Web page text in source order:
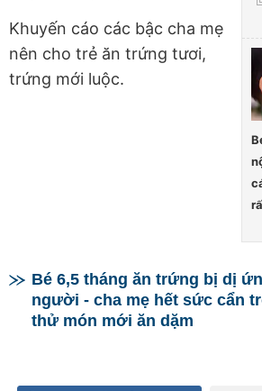
Khuyến cáo các bậc cha mẹ
nên cho trẻ ăn trứng tươi,
trứng mới luộc.
Bé 6,5 tháng ăn trứng bị dị
người - cha mẹ hết sức cẩn
thử món mới ăn dặm